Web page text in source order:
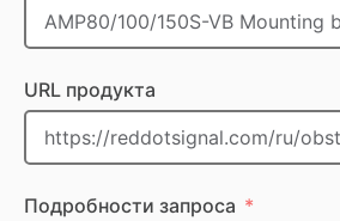
URL продукта
Подробности запроса